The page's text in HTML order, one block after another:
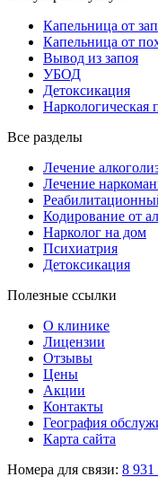
Капельница от
Капельница от
Вывод из запоя
УБОД
Детоксикация
Наркологическая
Все разделы
Лечение
Лечение
Кодирование от
Нарколог на дом
Психиатрия
Детоксикация
Полезные ссылки
О клинике
Лицензии
Отзывы
Цены
Акции
Контакты
География
Карта сайта
Номера для связи: 8 931